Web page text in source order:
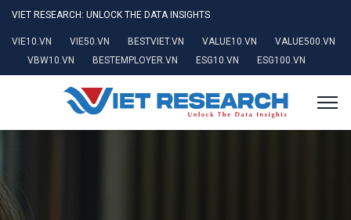
VIET RESEARCH: UNLOCK THE DATA INSIGHTS
VIE10.VN VIE50.VN BESTVIET.VN VALUE10.VN
VALUE500.VN
VBW10.VN
BESTEMPLOYER.VN ESG10.VN ESG100.VN